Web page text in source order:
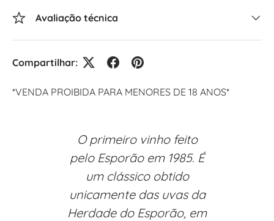
Avaliação técnica
Compartilhar:
*VENDA PROIBIDA PARA MENORES DE 18 ANOS*
O primeiro vinho feito
pelo Esporão em 1985. É
um clássico obtido
unicamente das uvas da
Herdade do Esporão, em